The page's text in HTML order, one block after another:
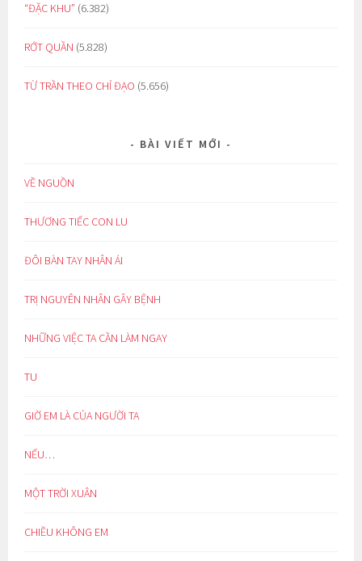
“ĐẶC KHU” (6.382)
RỚT QUẦN (5.828)
TỪ TRẦN THEO CHỈ ĐẠO (5.656)
BÀI VIẾT MỚI
VỀ NGUỒN
THƯƠNG TIẾC CON LU
ĐÔI BÀN TAY NHÂN ÁI
TRỊ NGUYÊN NHÂN GÂY BỆNH
NHỮNG VIỆC TA CẦN LÀM NGAY
TU
GIỜ EM LÀ CỦA NGƯỜI TA
NẾU…
MỘT TRỜI XUÂN
CHIỀU KHÔNG EM